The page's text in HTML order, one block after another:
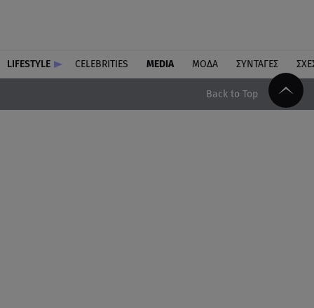
LIFESTYLE CELEBRITIES MEDIA ΜΟΔΑ ΣΥΝΤΑΓΕΣ
Back to Top